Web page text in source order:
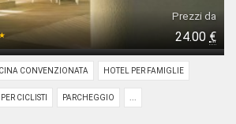
Prezzi da
24.00 €
CONVENZIONATA HOTEL PER FAMIGLIE
CICLISTI PARCHEGGIO